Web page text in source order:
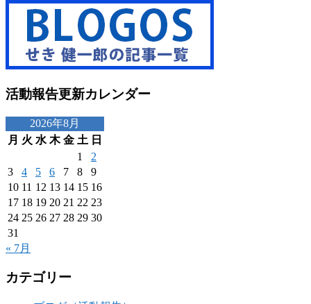
活動報告更新カレンダー
2026年8月
月 火 水 木 金 土 日
1
2
3
4 5 6 7 8
9
10 11 12 13 14 15 16
17 18 19 20 21 22 23
24 25 26 27 28 29 30
31
« 7月
カテゴリー